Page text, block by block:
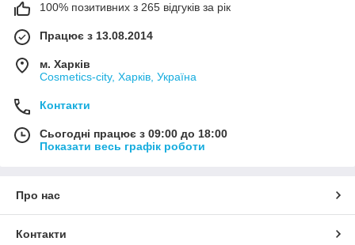
100% позитивних з 265 відгуків за рік
Працює з 13.08.2014
м. Харків
Cosmetics-city, Харків, Україна
Контакти
Сьогодні працює з 09:00 до 18:00
Показати весь графік роботи
Про нас
Контакти